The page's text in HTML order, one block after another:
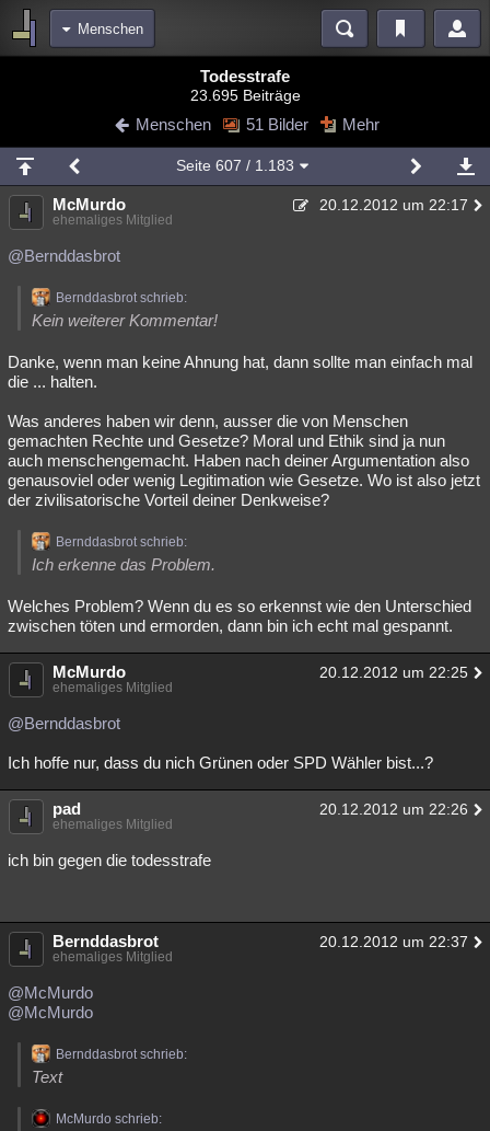
Menschen
Diskussionen Blogs Videos
Chat Wiki Neuigkeiten
meine Rubriken
Menschen Wissenschaft Mystery Kriminalfälle
Spiritualität
Natur Umfragen Unterhaltung
weitere Rubriken
Philosophie Träume Orte Esoterik Literatur
Musik Clash Verbesserungen Allmystery English
Übersichten
Lesenswert Schlüsselwörter
Todesstrafe
23.695 Beiträge
Menschen 51 Bilder Mehr
Seite 607 / 1.183
McMurdo 20.12.2012 um 22:17
ehemaliges Mitglied
@Bernddasbrot
Bernddasbrot schrieb:
Kein weiterer Kommentar!
Danke, wenn man keine Ahnung hat, dann sollte man einfach mal
die ... halten.
Was anderes haben wir denn, ausser die von Menschen
gemachten Rechte und Gesetze? Moral und Ethik sind ja nun
auch menschengemacht. Haben nach deiner Argumentation also
genausoviel oder wenig Legitimation wie Gesetze. Wo ist also jetzt
der zivilisatorische Vorteil deiner Denkweise?
Bernddasbrot schrieb:
Ich erkenne das Problem.
Welches Problem? Wenn du es so erkennst wie den Unterschied
zwischen töten und ermorden, dann bin ich echt mal gespannt.
McMurdo 20.12.2012 um 22:25
ehemaliges Mitglied
@Bernddasbrot
Ich hoffe nur, dass du nich Grünen oder SPD Wähler bist...?
pad 20.12.2012 um 22:26
ehemaliges Mitglied
ich bin gegen die todesstrafe
Bernddasbrot 20.12.2012 um 22:37
ehemaliges Mitglied
@McMurdo
@McMurdo
Bernddasbrot schrieb:
Text
McMurdo schrieb: